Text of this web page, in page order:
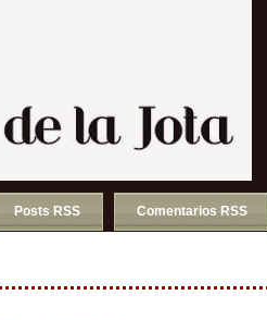
Posts RSS Comentarios RSS